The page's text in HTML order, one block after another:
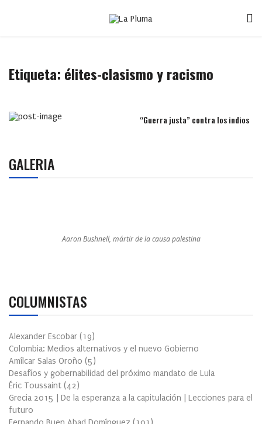
Etiqueta: élites-clasismo y racismo
“Guerra justa” contra los indios
GALERIA
Aaron Bushnell, mártir de la causa palestina
COLUMNISTAS
Alexander Escobar (19)
Colombia: Medios alternativos y el nuevo Gobierno
Amílcar Salas Oroño (5)
Desafíos y gobernabilidad del próximo mandato de Lula
Éric Toussaint (42)
Grecia 2015 | De la esperanza a la capitulación | Lecciones para el
futuro